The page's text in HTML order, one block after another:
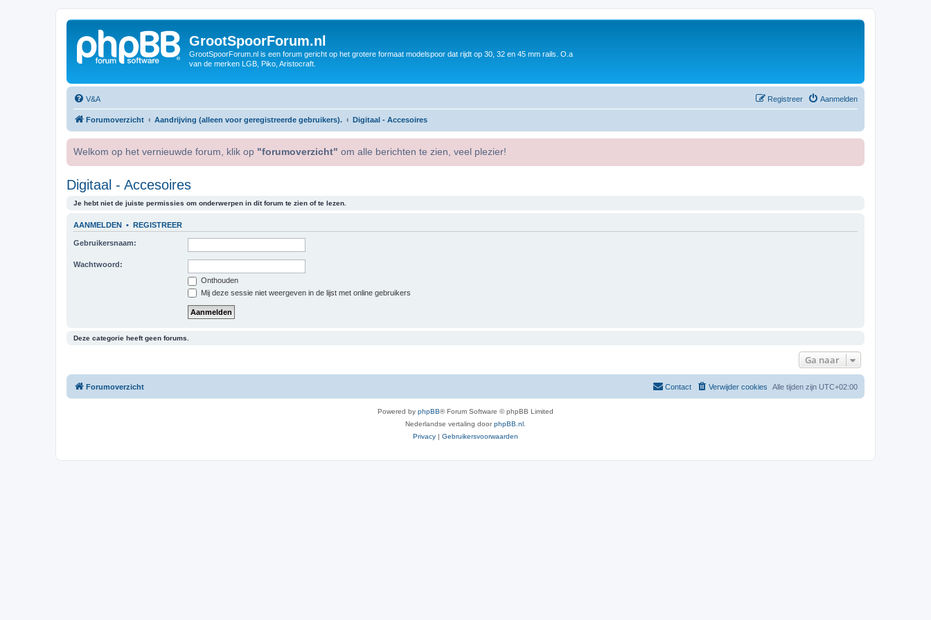
GrootSpoorForum.nl
GrootSpoorForum.nl is een forum gericht op het grotere formaat modelspoor dat rijdt op 30, 32 en 45 mm rails. O.a
van de merken LGB, Piko, Aristocraft.
V&A Aanmelden
Registreer
Forumoverzicht Aandrijving (alleen voor geregistreerde gebruikers). Digitaal - Accesoires
Welkom op het vernieuwde forum, klik op "forumoverzicht" om alle berichten te zien, veel plezier!
Digitaal - Accesoires
Je hebt niet de juiste permissies om onderwerpen in dit forum te zien of te lezen.
AANMELDEN • REGISTREER
Gebruikersnaam:
Wachtwoord:
Onthouden
Mij deze sessie niet weergeven in de lijst met online gebruikers
Deze categorie heeft geen forums.
Ga naar
Forumoverzicht Alle tijden zijn UTC+02:00
Verwijder cookies
Contact
Powered by phpBB® Forum Software © phpBB Limited
Nederlandse vertaling doorphpBB.nl.
Privacy | Gebruikersvoorwaarden